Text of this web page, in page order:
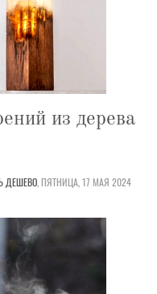
из дерева
ДЕШЕВО,ПЯТНИЦА, 17 МАЯ 2024